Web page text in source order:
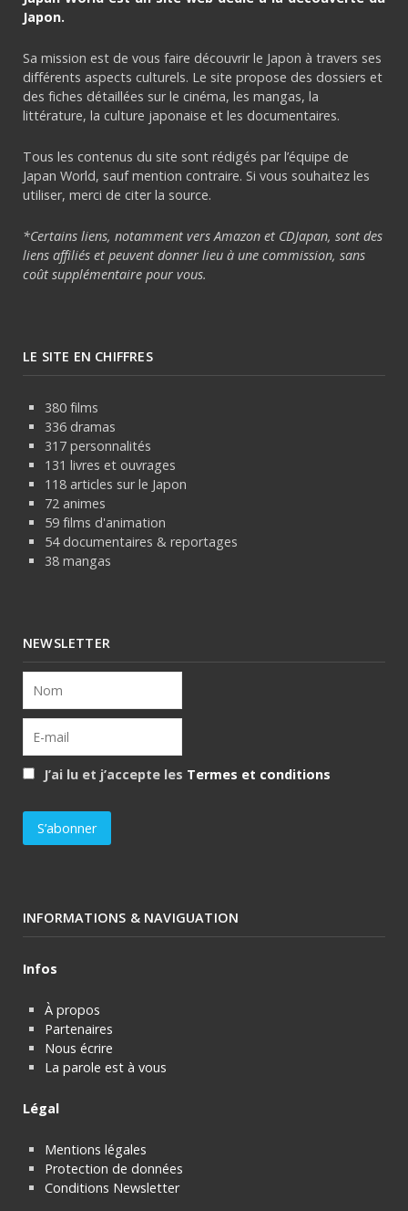
Japon.
Sa mission est de vous faire découvrir le Japon à travers ses
différents aspects culturels. Le site propose des dossiers et
des fiches détaillées sur le cinéma, les mangas, la
littérature, la culture japonaise et les documentaires.
Tous les contenus du site sont rédigés par l’équipe de
Japan World, sauf mention contraire. Si vous souhaitez les
utiliser, merci de citer la source.
*Certains liens, notamment vers Amazon et CDJapan, sont des
liens affiliés et peuvent donner lieu à une commission, sans
coût supplémentaire pour vous.
LE SITE EN CHIFFRES
380 films
336 dramas
317 personnalités
131 livres et ouvrages
118 articles sur le Japon
72 animes
59 films d'animation
54 documentaires & reportages
38 mangas
NEWSLETTER
J’ai lu et j’accepte les Termes et conditions
INFORMATIONS & NAVIGUATION
Infos
À propos
Partenaires
Nous écrire
La parole est à vous
Légal
Mentions légales
Protection de données
Conditions Newsletter